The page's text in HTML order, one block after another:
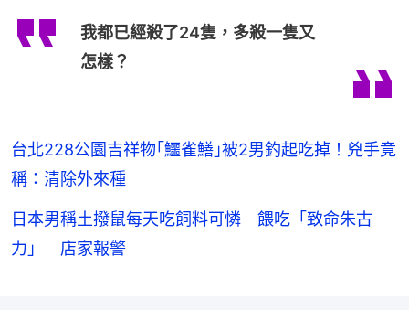
我都已經殺了24隻，多殺一隻又
怎樣？
台北228公園吉祥物｢鱷雀鱔｣被2男釣起吃掉！兇手竟
稱：清除外來種
日本男稱土撥鼠每天吃飼料可憐 餵吃「致命朱古
力」 店家報警